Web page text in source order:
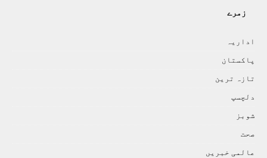
زمرے
اداريہ
پاکستان
تازہ ترين
دلچسپ
شوبز
صحت
عالمی خبريں